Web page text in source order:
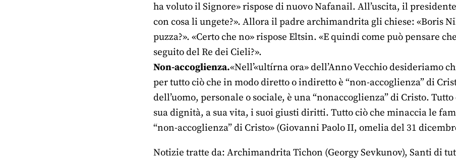
ha voluto il Signore» rispose di nuovo Nafanail. All’uscita, il
con cosa li ungete?». Allora il padre archimandrita gli chiese: «Boris
puzza?». «Certo che no» rispose Eltsin. «E quindi come può pensare
seguito del Re dei Cieli?».
Non-accoglienza.«Nell’«ultírna ora» dell’Anno Vecchio desideriamo
per tutto ciò che in modo diretto o indiretto è “non-accoglienza” di
dell’uomo, personale o sociale, è una “nonaccoglienza” di Cristo.
sua dignità, a sua vita, i suoi giusti diritti. Tutto ciò che minaccia le
“non-accoglienza” di Cristo» (Giovanni Paolo II, omelia del 31
Notizie tratte da: Archimandrita Tichon (Georgy Sevkunov), Santi di